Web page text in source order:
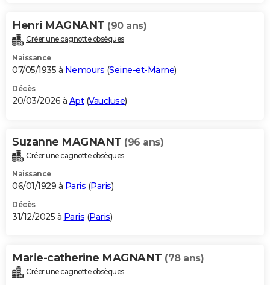
Henri MAGNANT (90 ans)
Créer une cagnotte obsèques
Naissance
07/05/1935 à Nemours (Seine-et-Marne)
Décès
20/03/2026 à Apt(Vaucluse)
Suzanne MAGNANT (96 ans)
Créer une cagnotte obsèques
Naissance
06/01/1929 à Paris (Paris)
Décès
31/12/2025 à Paris (Paris)
Marie-catherine MAGNANT (78 ans)
Créer une cagnotte obsèques